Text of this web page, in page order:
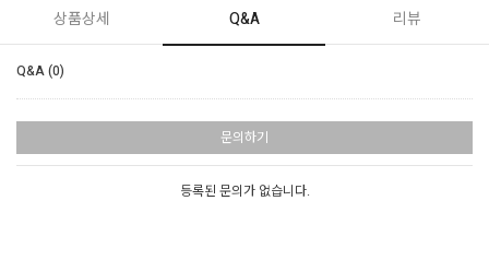
상품상세 Q&A 리뷰
Q&A (0)
문의하기
등록된 문의가 없습니다.